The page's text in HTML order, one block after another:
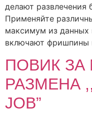
делают развлечения
Применяйте
максимум из данных
включают фришпины
ПОВИК
РАЗМЕНА
JOB”